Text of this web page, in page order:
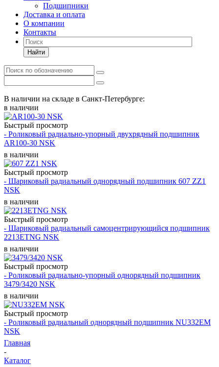
Подшипники
Доставка и оплата
О компании
Контакты
Найти
В наличии на складе в Санкт-Петербурге:
в наличии
Быстрый просмотр
- Роликовый радиально-упорный двухрядный подшипник
AR100-30 NSK
в наличии
Быстрый просмотр
- Шариковый радиальный однорядный подшипник 607 ZZ1
NSK
в наличии
Быстрый просмотр
- Шариковый радиальный самоцентрирующийся подшипник
2213ETNG NSK
в наличии
Быстрый просмотр
- Роликовый радиально-упорный однорядный подшипник
3479/3420 NSK
в наличии
Быстрый просмотр
- Роликовый радиальный однорядный подшипник NU332EM
NSK
Главная
-
Каталог